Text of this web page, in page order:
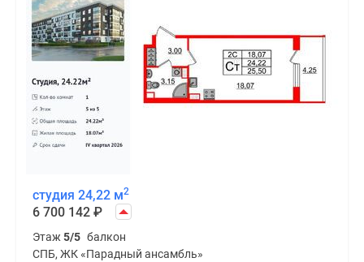
студия 24,22 м2
6 700 142 ₽
Этаж5/5 балкон
СПБ, ЖК «Парадный ансамбль»